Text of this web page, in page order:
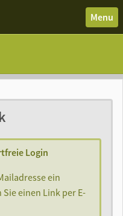
Menu
Login
ein
einen Link per E-